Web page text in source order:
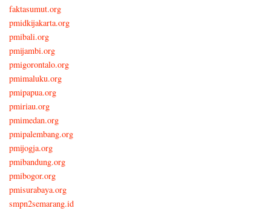
faktasumut.org
pmidkijakarta.org
pmibali.org
pmijambi.org
pmigorontalo.org
pmimaluku.org
pmipapua.org
pmiriau.org
pmimedan.org
pmipalembang.org
pmijogja.org
pmibandung.org
pmibogor.org
pmisurabaya.org
smpn2semarang.id